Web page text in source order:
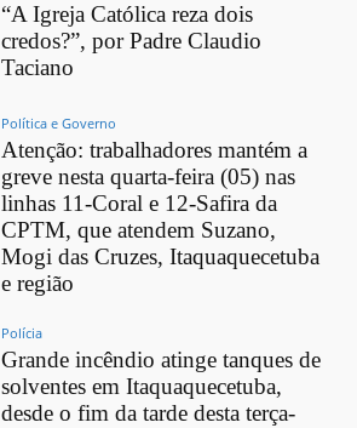
“A Igreja Católica reza dois
credos?”, por Padre Claudio
Taciano
Política e Governo
Atenção: trabalhadores mantém a
greve nesta quarta-feira (05) nas
linhas 11-Coral e 12-Safira da
CPTM, que atendem Suzano,
Mogi das Cruzes, Itaquaquecetuba
e região
Polícia
Grande incêndio atinge tanques de
solventes em Itaquaquecetuba,
desde o fim da tarde desta terça-